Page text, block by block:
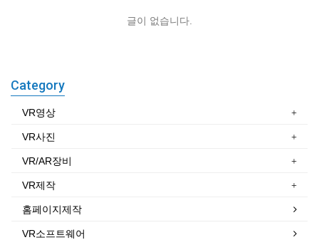
글이 없습니다.
Category
VR영상
VR사진
VR/AR장비
VR제작
홈페이지제작
VR소프트웨어